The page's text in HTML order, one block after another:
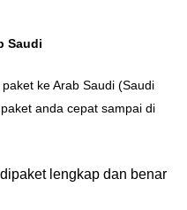
Saudi
ke Arab Saudi (Saudi
anda cepat sampai di
lengkap dan benar